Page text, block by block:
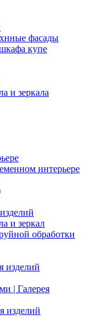
фасады
купе
и зеркала
интерьере
и зеркал
обработки
изделий
| Галерея
изделий